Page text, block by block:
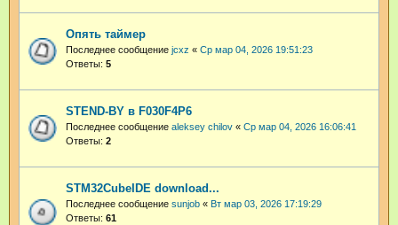
Опять таймер
Последнее сообщение jcxz « Ср мар 04, 2026 19:51:23
Ответы: 5
STEND-BY в F030F4P6
Последнее сообщение aleksey chilov « Ср мар 04, 2026 16:06:41
Ответы: 2
STM32CubeIDE download...
Последнее сообщение sunjob « Вт мар 03, 2026 17:19:29
Ответы: 61